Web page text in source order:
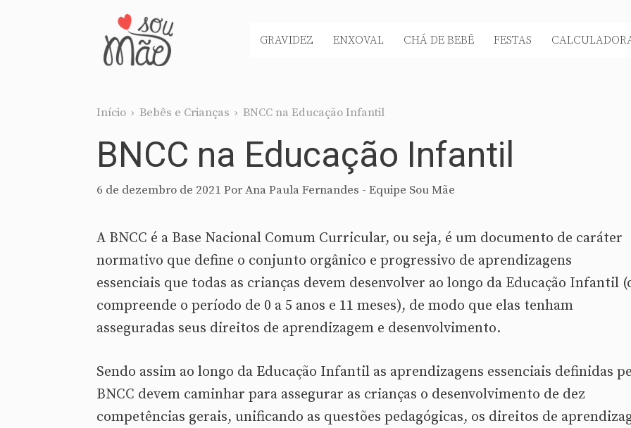
GRAVIDEZ ENXOVAL CHÁ DE BEBÊ FESTAS
Início › Bebês e Crianças › BNCC na Educação Infantil
BNCC na Educação Infantil
6 de dezembro de 2021 PorAna Paula Fernandes - Equipe Sou Mãe
A BNCC é a Base Nacional Comum Curricular, ou seja, é um documento de caráter
normativo que define o conjunto orgânico e progressivo de aprendizagens
essenciais que todas as crianças devem desenvolver ao longo da Educação Infantil
compreende o período de 0 a 5 anos e 11 meses), de modo que elas tenham
asseguradas seus direitos de aprendizagem e desenvolvimento.
Sendo assim ao longo da Educação Infantil as aprendizagens essenciais definidas
BNCC devem caminhar para assegurar as crianças o desenvolvimento de dez
competências gerais, unificando as questões pedagógicas, os direitos de